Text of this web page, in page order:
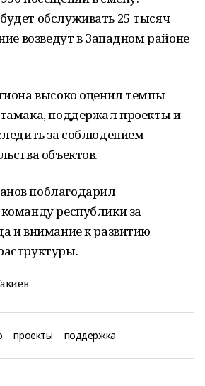
обслуживать 25 тысяч
возведут в Западном районе
высоко оценил темпы
поддержал проекты и
за соблюдением
объектов.
поблагодарил
республики за
и внимание к развитию
проекты поддержка